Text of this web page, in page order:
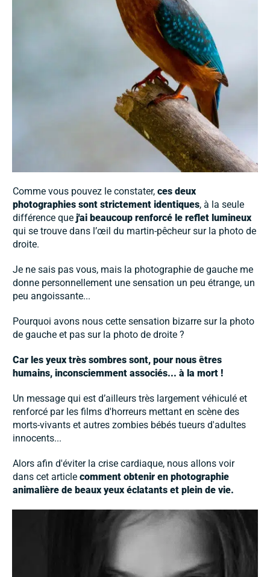
Comme vous pouvez le constater, ces deux
photographies sont strictement identiques, à la seule
différence que j'ai beaucoup renforcé le reflet lumineux
qui se trouve dans l’œil du martin-pêcheur sur la photo de
droite.
Je ne sais pas vous, mais la photographie de gauche me
donne personnellement une sensation un peu étrange, un
peu angoissante...
Pourquoi avons nous cette sensation bizarre sur la photo
de gauche et pas sur la photo de droite ?
Car les yeux très sombres sont, pour nous êtres
humains, inconsciemment associés... à la mort !
Un message qui est d’ailleurs très largement véhiculé et
renforcé par les films d'horreurs mettant en scène des
morts-vivants et autres zombies bébés tueurs d'adultes
innocents...
Alors afin d'éviter la crise cardiaque, nous allons voir
dans cet article comment obtenir en photographie
animalière de beaux yeux éclatants et plein de vie.